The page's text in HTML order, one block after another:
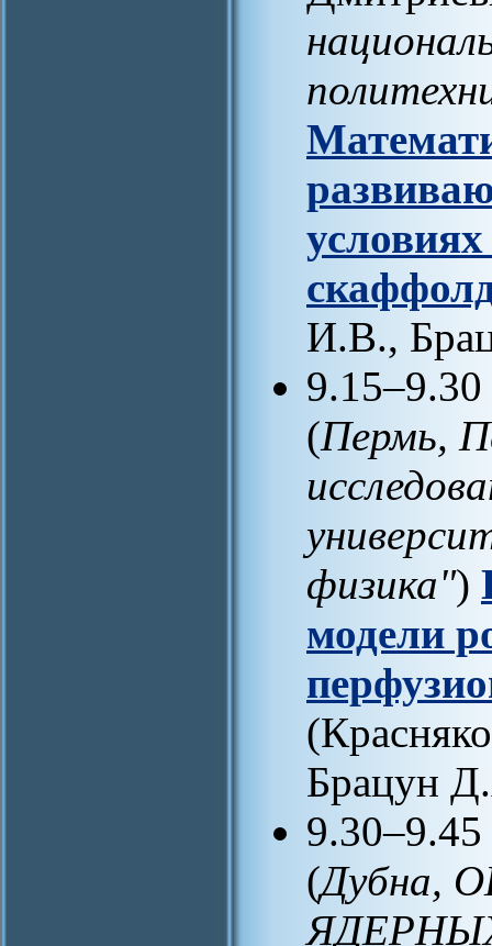
И.В.,
(Пермь,
физика")
модели
Брацун
9.30–9.45
(Дубна,